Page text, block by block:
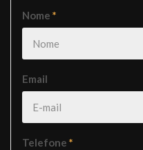
Nome *
Email
Telefone *